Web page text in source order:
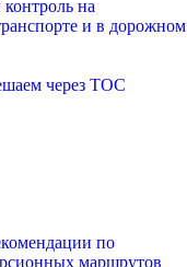
на
и в дорожном
через ТОС
по
маршрутов